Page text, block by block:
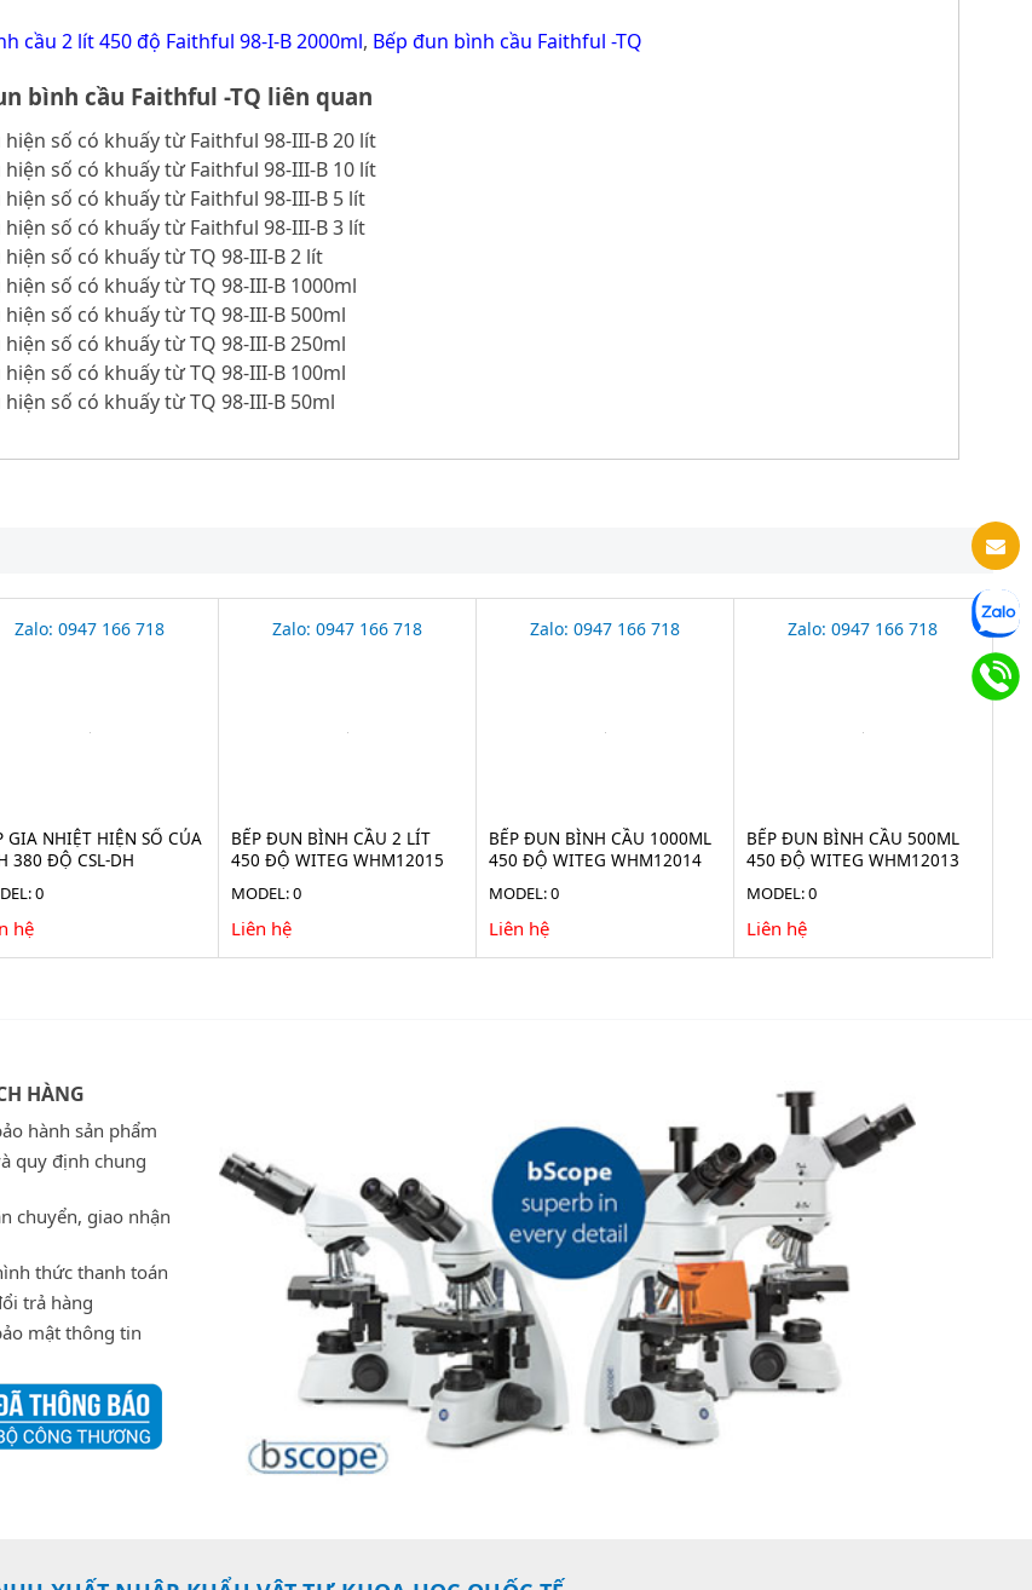
cầu 2 lít 450 độ Faithful 98-I-B 2000ml, Bếp đun bình cầu Faithful -TQ
bình cầu Faithful -TQ liên quan
số có khuấy từ Faithful 98-III-B 20 lít
số có khuấy từ Faithful 98-III-B 10 lít
số có khuấy từ Faithful 98-III-B 5 lít
số có khuấy từ Faithful 98-III-B 3 lít
số có khuấy từ TQ 98-III-B 2 lít
số có khuấy từ TQ 98-III-B 1000ml
số có khuấy từ TQ 98-III-B 500ml
số có khuấy từ TQ 98-III-B 250ml
số có khuấy từ TQ 98-III-B 100ml
số có khuấy từ TQ 98-III-B 50ml
Zalo: 0947 166 718
GIA NHIỆT HIỆN SỐ CỦA
380 ĐỘ CSL-DH
0
hệ
Zalo: 0947 166 718
BẾP ĐUN BÌNH CẦU 2 LÍT
450 ĐỘ WITEG WHM12015
MODEL: 0
Liên hệ
Zalo: 0947 166 718
BẾP ĐUN BÌNH CẦU 1000ML
450 ĐỘ WITEG WHM12014
MODEL: 0
Liên hệ
Zalo: 0947 166 718
BẾP ĐUN BÌNH CẦU 500ML
450 ĐỘ WITEG WHM12013
MODEL: 0
Liên hệ
HÀNG
hành sản phẩm
quy định chung
chuyển, giao nhận
thức thanh toán
trả hàng
mật thông tin